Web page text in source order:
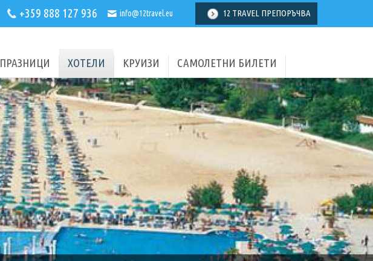
12 TRAVEL ПРЕПОРЪЧВА
info@12travel.eu
+359 888 127 936
ПРАЗНИЦИ ХОТЕЛИ КРУИЗИ САМОЛЕТНИ БИЛЕТИ